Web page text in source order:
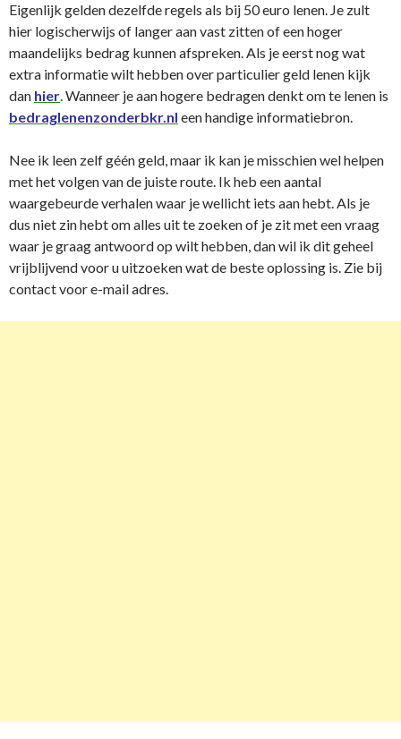
Eigenlijk gelden dezelfde regels als bij 50 euro lenen. Je zult
hier logischerwijs of langer aan vast zitten of een hoger
maandelijks bedrag kunnen afspreken. Als je eerst nog wat
extra informatie wilt hebben over particulier geld lenen kijk
dan hier. Wanneer je aan hogere bedragen denkt om te lenen is
bedraglenenzonderbkr.nl een handige informatiebron.
Nee ik leen zelf géén geld, maar ik kan je misschien wel helpen
met het volgen van de juiste route. Ik heb een aantal
waargebeurde verhalen waar je wellicht iets aan hebt. Als je
dus niet zin hebt om alles uit te zoeken of je zit met een vraag
waar je graag antwoord op wilt hebben, dan wil ik dit geheel
vrijblijvend voor u uitzoeken wat de beste oplossing is. Zie bij
contact voor e-mail adres.